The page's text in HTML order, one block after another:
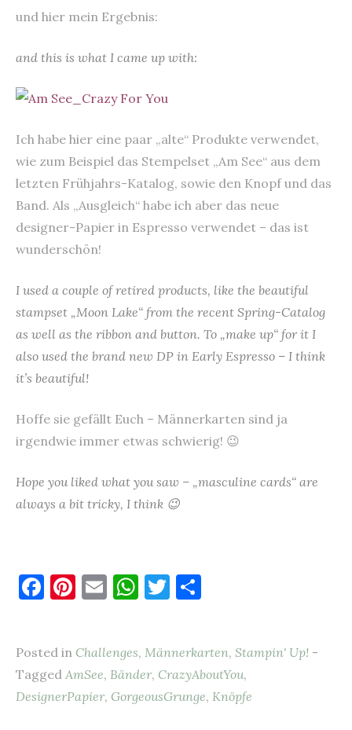
und hier mein Ergebnis:
and this is what I came up with:
Ich habe hier eine paar „alte“ Produkte verwendet,
wie zum Beispiel das Stempelset „Am See“ aus dem
letzten Frühjahrs-Katalog, sowie den Knopf und das
Band. Als „Ausgleich“ habe ich aber das neue
designer-Papier in Espresso verwendet – das ist
wunderschön!
I used a couple of retired products, like the beautiful
stampset „Moon Lake“ from the recent Spring-Catalog
as well as the ribbon and button. To „make up“ for it I
also used the brand new DP in Early Espresso – I think
it’s beautiful!
Hoffe sie gefällt Euch – Männerkarten sind ja
irgendwie immer etwas schwierig! 😉
Hope you liked what you saw – „masculine cards“ are
always a bit tricky, I think 😉
F
e
b
o
Pi
es
t
E
l
W
s
A
T
te
r
n
Posted in Challenges, Männerkarten, Stampin' Up! -
Tagged AmSee, Bänder, CrazyAboutYou,
DesignerPapier, GorgeousGrunge, Knöpfe